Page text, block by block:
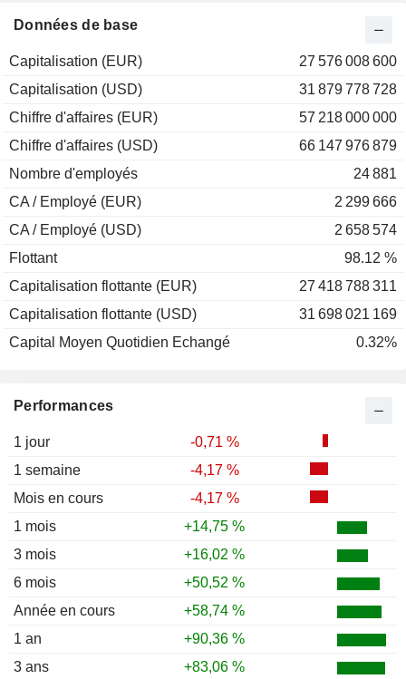
Performances
1 jour
-0,71 %
1 semaine
-4,17 %
Mois en cours
-4,17 %
1 mois
+14,75 %
3 mois
+16,02 %
6 mois
+50,52 %
Année en cours
+58,74 %
1 an
+90,36 %
3 ans
+83,06 %
Données de base
Capitalisation (EUR)
27 576 008 600
Capitalisation (USD)
31 879 778 728
Chiffre d'affaires (EUR)
57 218 000 000
Chiffre d'affaires (USD)
66 147 976 879
Nombre d'employés
24 881
CA / Employé (EUR)
2 299 666
CA / Employé (USD)
2 658 574
Flottant
98.12 %
Capitalisation flottante (EUR)
27 418 788 311
Capitalisation flottante (USD)
31 698 021 169
Capital Moyen Quotidien Echangé
0.32%
2000
1998
1997